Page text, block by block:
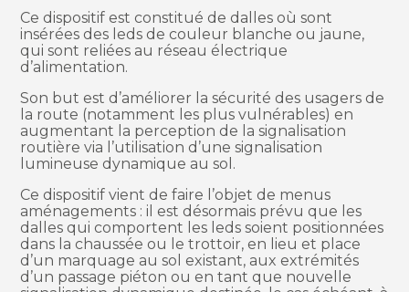
Ce dispositif est constitué de dalles où sont
insérées des leds de couleur blanche ou jaune,
qui sont reliées au réseau électrique
d’alimentation.
Son but est d’améliorer la sécurité des usagers de
la route (notamment les plus vulnérables) en
augmentant la perception de la signalisation
routière via l’utilisation d’une signalisation
lumineuse dynamique au sol.
Ce dispositif vient de faire l’objet de menus
aménagements : il est désormais prévu que les
dalles qui comportent les leds soient positionnées
dans la chaussée ou le trottoir, en lieu et place
d’un marquage au sol existant, aux extrémités
d’un passage piéton ou en tant que nouvelle